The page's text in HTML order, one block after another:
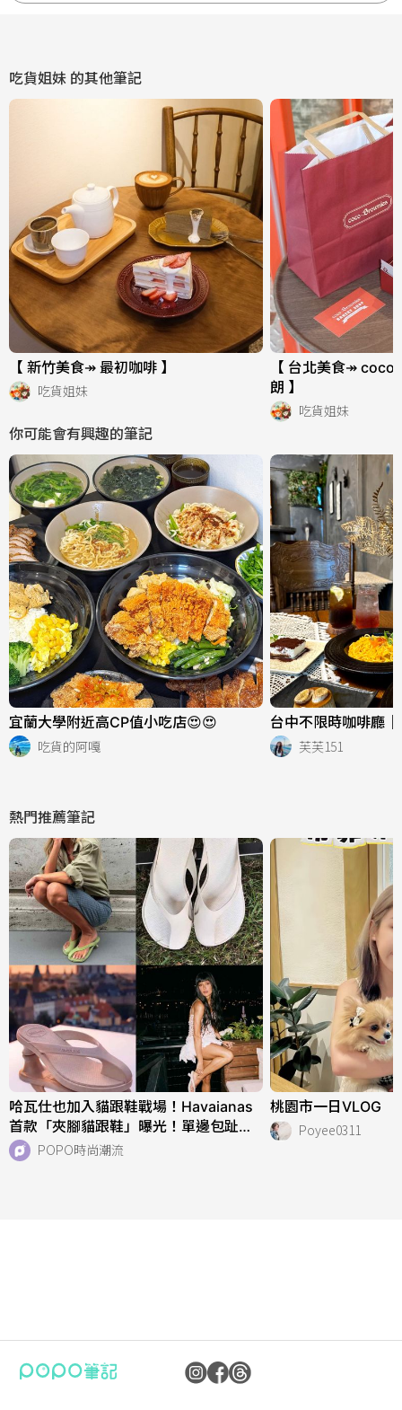
吃貨姐妹 的其他筆記
【 新竹美食↠ 最初咖啡 】
吃貨姐妹
【 台北美食↠
朗 】
吃貨姐妹
你可能會有興趣的筆記
宜蘭大學附近高CP值小吃店😍😍
吃貨的阿嘎
台中不限時咖啡廳
芙芙151
熱門推薦筆記
哈瓦仕也加入貓跟鞋戰場！Havaianas
首款「夾腳貓跟鞋」曝光！單邊包趾超
好看、一亮相就爆紅！
POPO時尚潮流
桃園市一日VLOG
Poyee0311